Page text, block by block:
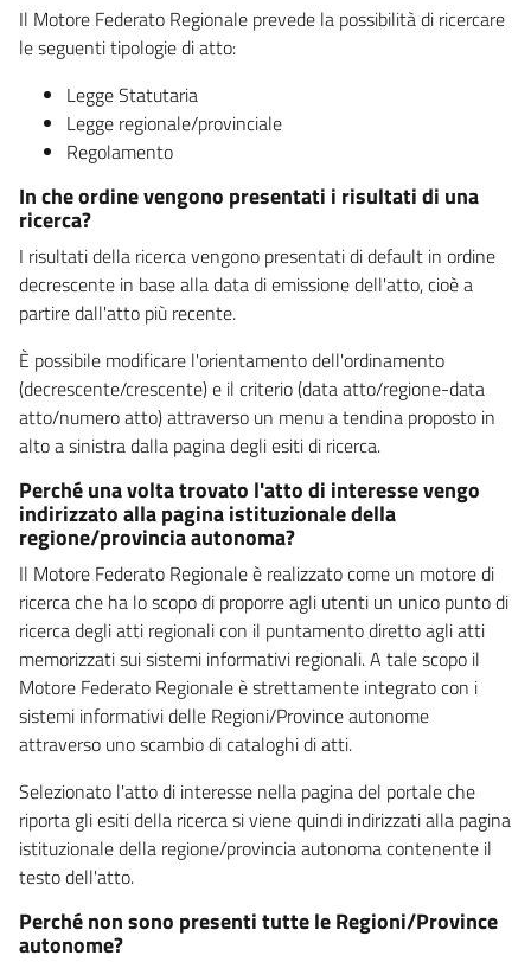
Il Motore Federato Regionale prevede la possibilità di ricercare
le seguenti tipologie di atto:
Legge Statutaria
Legge regionale/provinciale
Regolamento
In che ordine vengono presentati i risultati di una
ricerca?
I risultati della ricerca vengono presentati di default in ordine
decrescente in base alla data di emissione dell'atto, cioè a
partire dall'atto più recente.
È possibile modificare l'orientamento dell'ordinamento
(decrescente/crescente) e il criterio (data atto/regione-data
atto/numero atto) attraverso un menu a tendina proposto in
alto a sinistra dalla pagina degli esiti di ricerca.
Perché una volta trovato l'atto di interesse vengo
indirizzato alla pagina istituzionale della
regione/provincia autonoma?
Il Motore Federato Regionale è realizzato come un motore di
ricerca che ha lo scopo di proporre agli utenti un unico punto di
ricerca degli atti regionali con il puntamento diretto agli atti
memorizzati sui sistemi informativi regionali. A tale scopo il
Motore Federato Regionale è strettamente integrato con i
sistemi informativi delle Regioni/Province autonome
attraverso uno scambio di cataloghi di atti.
Selezionato l'atto di interesse nella pagina del portale che
riporta gli esiti della ricerca si viene quindi indirizzati alla pagina
istituzionale della regione/provincia autonoma contenente il
testo dell'atto.
Perché non sono presenti tutte le Regioni/Province
autonome?